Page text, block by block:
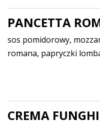
PANCETTA
sos pomidorowy,
romana, papryczki
CREMA FUNGHI